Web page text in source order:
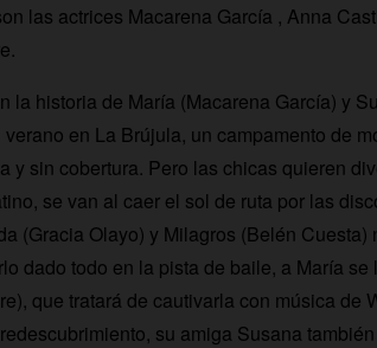
las actrices Macarena García , Anna
la historia de María (Macarena García) y
en La Brújula, un campamento de
y sin cobertura. Pero las chicas quieren
se van al caer el sol de ruta por las
(Gracia Olayo) y Milagros (Belén
dado todo en la pista de baile, a María
que tratará de cautivarla con música de
su amiga Susana